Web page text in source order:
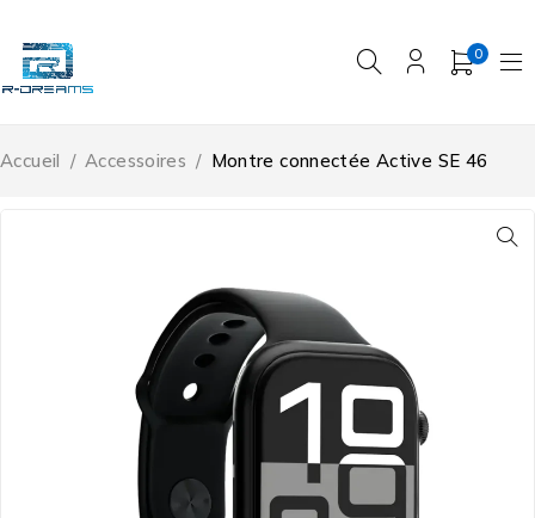
0
Accueil / Accessoires / Montre connectée Active SE 46